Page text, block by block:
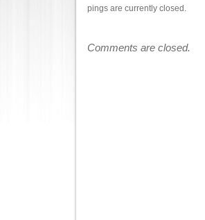
pings are currently closed.
Comments are closed.